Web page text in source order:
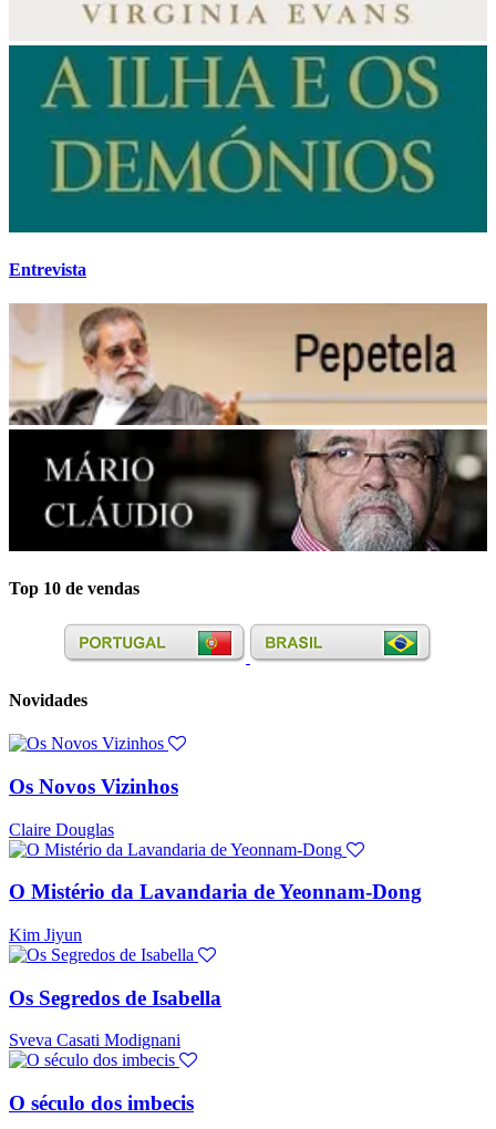
Entrevista
Top 10 de vendas
Novidades
Os Novos Vizinhos
Claire Douglas
O Mistério da Lavandaria de Yeonnam-Dong
Kim Jiyun
Os Segredos de Isabella
Sveva Casati Modignani
O século dos imbecis